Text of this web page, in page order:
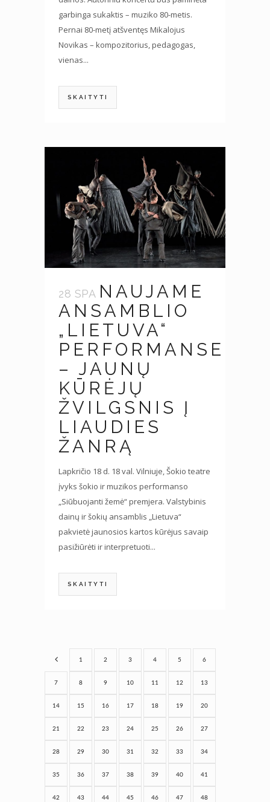
garbinga sukaktis – muziko 80-metis.
Pernai 80-metį atšventęs Mikalojus
Novikas – kompozitorius, pedagogas,
vienas...
SKAITYTI
28 SPA NAUJAME
ANSAMBLIO
„LIETUVA“
PERFORMANSE
– JAUNŲ
KŪRĖJŲ
ŽVILGSNIS Į
LIAUDIES
ŽANRĄ
Lapkričio 18 d. 18 val. Vilniuje, Šokio teatre
įvyks šokio ir muzikos performanso
„Siūbuojanti žemė“ premjera. Valstybinis
dainų ir šokių ansamblis „Lietuva“
pakvietė jaunosios kartos kūrėjus savaip
pasižiūrėti ir interpretuoti...
SKAITYTI
1 2 3 4 5 6
7 8 9 10 11 12 13
14 15 16 17 18 19 20
21 22 23 24 25 26 27
28 29 30 31 32 33 34
35 36 37 38 39 40 41
42 43 44 45 46 47 48